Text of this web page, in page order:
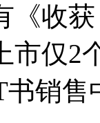
《收
市仅2
书销